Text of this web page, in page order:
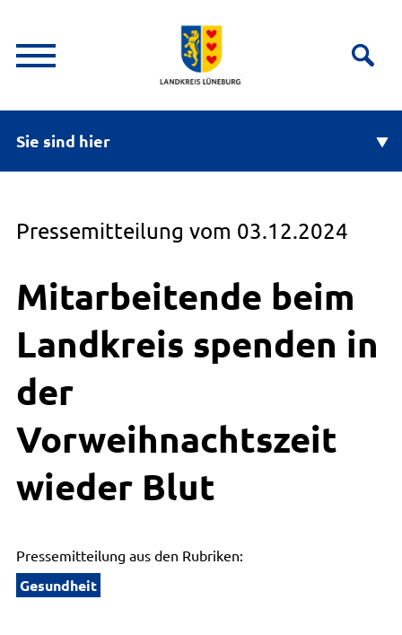
Sie sind hier
Pressemitteilung vom 03.12.2024
Mitarbeitende beim
Landkreis spenden in
der
Vorweihnachtszeit
wieder Blut
Pressemitteilung aus den Rubriken:
Gesundheit